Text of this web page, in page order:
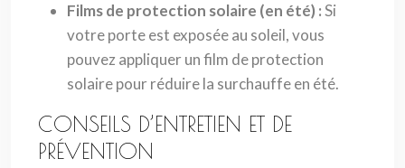
Films de protection solaire (en été) :Si
votre porte est exposée au soleil, vous
pouvez appliquer un film de protection
solaire pour réduire la surchauffe en été.
CONSEILS D’ENTRETIEN ET DE
PRÉVENTION